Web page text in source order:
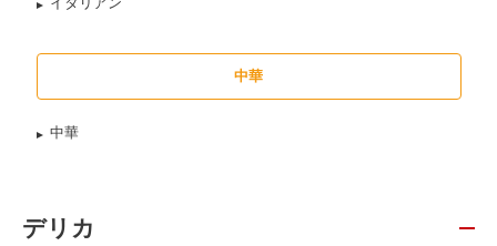
中華
中華
デリカ